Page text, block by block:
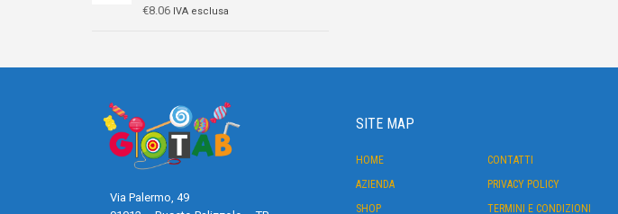
€8.06 IVA esclusa
Via Palermo, 49
SITE MAP
HOME
AZIENDA
SHOP
CONTATTI
PRIVACY POLICY
TERMINI E CONDIZIONI